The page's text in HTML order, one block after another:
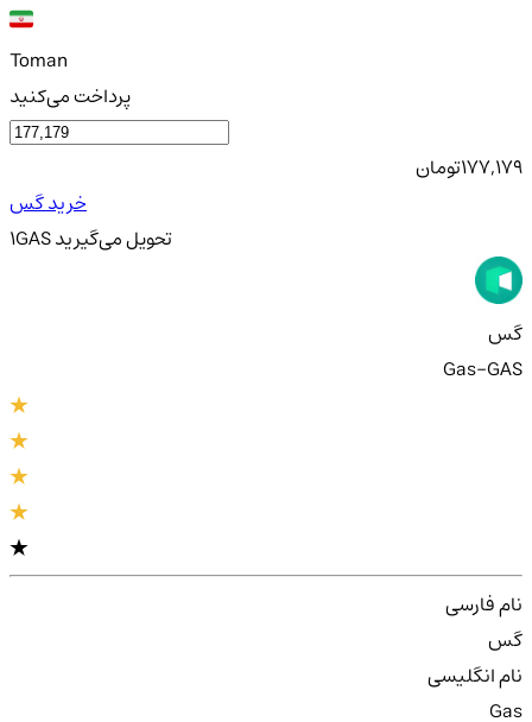
Toman
پرداخت می‌کنید
177,179تومان
خرید گس
1GAS تحویلمی‌گیرید
گس
Gas-GAS
نام فارسی
گس
نام انگلیسی
Gas